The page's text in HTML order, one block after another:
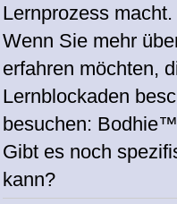
Lernprozess macht.
Wenn Sie mehr
erfahren möchten,
Lernblockaden
besuchen:
Gibt es noch
kann?